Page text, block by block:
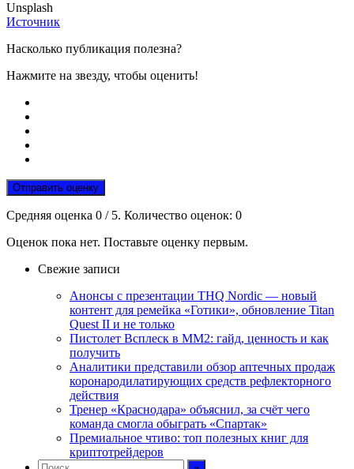
Unsplash
Источник
Насколько публикация полезна?
Нажмите на звезду, чтобы оценить!
Отправить оценку
Средняя оценка 0 / 5. Количество оценок: 0
Оценок пока нет. Поставьте оценку первым.
Свежие записи
Анонсы с презентации THQ Nordic — новый
контент для ремейка «Готики», обновление Titan
Quest II и не только
Пистолет Всплеск в MM2: гайд, ценность и как
получить
Аналитики представили обзор аптечных продаж
коронародилатирующих средств рефлекторного
действия
Тренер «Краснодара» объяснил, за счёт чего
команда смогла обыграть «Спартак»
Премиальное чтиво: топ полезных книг для
криптотрейдеров